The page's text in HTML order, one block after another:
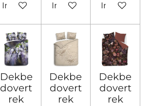
In winkelwagenIn winkelwagen
In
Dekbe
dovert
rek
Dekbe
dovert
rek
Dekbe
dovert
rek